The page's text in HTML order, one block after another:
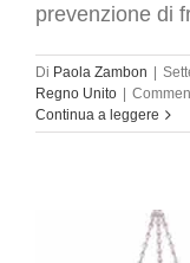
prevenzione di
Di Paola Zambon
Regno Unito
Continua a leggere